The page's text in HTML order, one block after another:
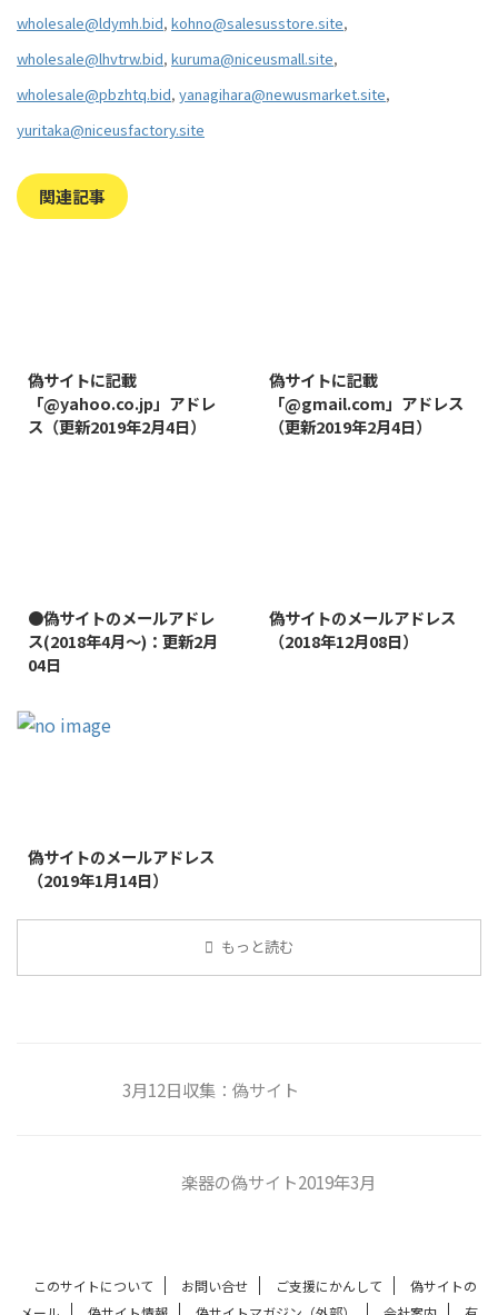
wholesale@ldymh.bid, kohno@salesusstore.site,
wholesale@lhvtrw.bid, kuruma@niceusmall.site,
wholesale@pbzhtq.bid, yanagihara@newusmarket.site,
yuritaka@niceusfactory.site
関連記事
偽サイトに記載
「@yahoo.co.jp」アドレ
ス（更新2019年2月4日）
偽サイトに記載
「@gmail.com」アドレス
（更新2019年2月4日）
●偽サイトのメールアドレ
ス(2018年4月～)：更新2月
04日
偽サイトのメールアドレス
（2018年12月08日）
偽サイトのメールアドレス
（2019年1月14日）
もっと読む
3月12日収集：偽サイト
楽器の偽サイト2019年3月
このサイトについて お問い合せ ご支援にかんして
偽サイトの